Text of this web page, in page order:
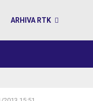
ARHIVA RTK